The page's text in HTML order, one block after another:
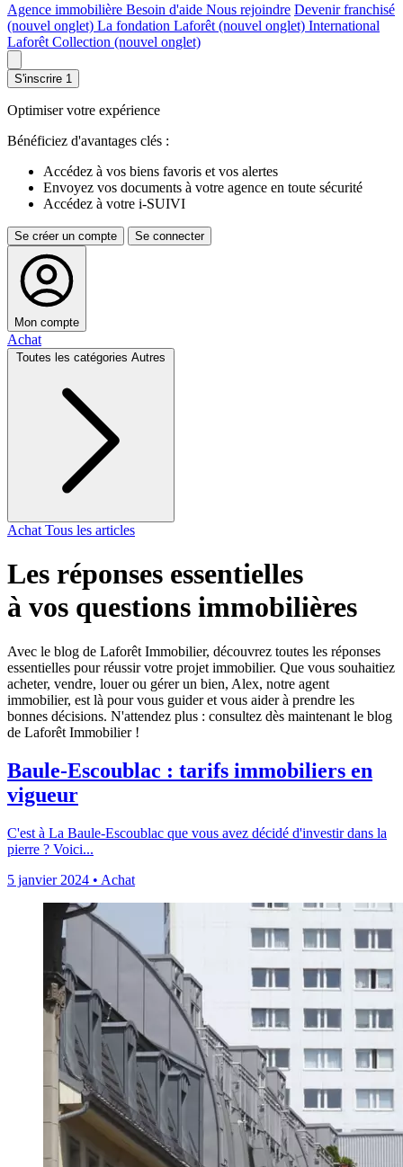
Agence immobilière Besoin d'aide Nous rejoindre Devenir franchisé
(nouvel onglet) La fondation Laforêt (nouvel onglet) International
Laforêt Collection (nouvel onglet)
S'inscrire 1
Optimiser votre expérience
Bénéficiez d'avantages clés :
Accédez à vos biens favoris et vos alertes
Envoyez vos documents à votre agence en toute sécurité
Accédez à votre i-SUIVI
Se créer un compte Se connecter
Mon compte
Achat
Toutes les catégories Autres
Achat Tous les articles
Les réponses essentielles
à vos questions immobilières
Avec le blog de Laforêt Immobilier, découvrez toutes les réponses
essentielles pour réussir votre projet immobilier. Que vous souhaitiez
acheter, vendre, louer ou gérer un bien, Alex, notre agent
immobilier, est là pour vous guider et vous aider à prendre les
bonnes décisions. N'attendez plus : consultez dès maintenant le blog
de Laforêt Immobilier !
Baule-Escoublac : tarifs immobiliers en
vigueur
C'est à La Baule-Escoublac que vous avez décidé d'investir dans la
pierre ? Voici...
5 janvier 2024 • Achat